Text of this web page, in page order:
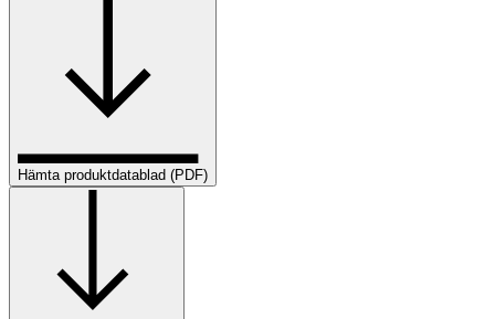
Hämta produktdatablad (PDF)